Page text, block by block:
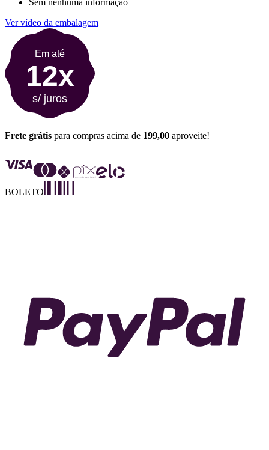
Ver vídeo da embalagem
Em até
12x
s/ juros
Frete grátis para compras acima de 199,00 aproveite!
BOLETO